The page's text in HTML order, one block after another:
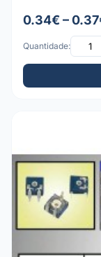
0.34€ –
Quantidade: